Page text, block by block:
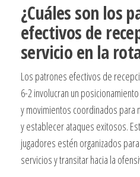
¿Cuáles son los
efectivos de
servicio en la
Los patrones efectivos de
6-2 involucran un
y movimientos coordinados para
y establecer ataques exitosos.
jugadores estén organizados
servicios y transitar hacia la